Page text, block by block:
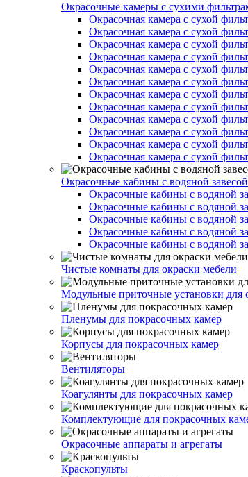
Окрасочные камеры с сухими
Окрасочная камера с сухой
Окрасочная камера с сухой
Окрасочная камера с сухой
Окрасочная камера с сухой
Окрасочная камера с сухой
Окрасочная камера с сухой
Окрасочная камера с сухой
Окрасочная камера с сухой
Окрасочная камера с сухой
Окрасочная камера с сухой
Окрасочная камера с сухой
Окрасочная камера с сухой
Окрасочные кабины с водяной завесой
Окрасочные кабины с водяной
Окрасочные кабины с водяной
Окрасочные кабины с водяной
Окрасочные кабины с водяной
Окрасочные кабины с водяной
Чистые комнаты для окраски мебели
Модульные приточные установки для
Пленумы для покрасочных камер
Корпусы для покрасочных камер
Вентиляторы
Коагулянты для покрасочных камер
Комплектующие для покрасочных
Окрасочные аппараты и агрегаты
Краскопульты